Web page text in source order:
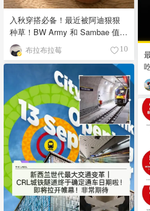
入秋穿搭必备！最近被阿迪狠狠
种草！BW Army 和 Sambae 值得
拥有！布拉布拉莓 10